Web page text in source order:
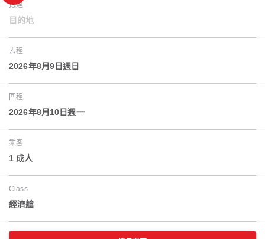
抵達
目的地
去程
2026年8月9日週日
回程
2026年8月10日週一
乘客
1 成人
Class
經濟艙